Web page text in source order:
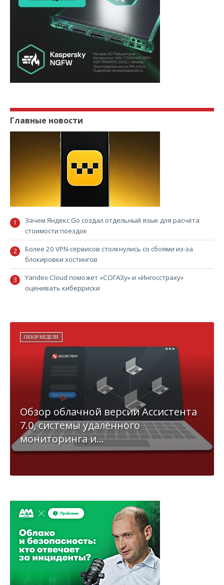
Главные новости
Зачем Яндекс Go создал отдельный язык для расчёта
стоимости поездок
Более 20 VPN-сервисов столкнулись со сбоями из-за
блокировки хостингов
Yandex Cloud поможет «СОГАЗу» и «Ингосстраху»
оценивать киберриски
ОБЗОР НЕДЕЛИ
Обзор облачной версии Ассистента
7.0, системы удалённого
мониторинга и...